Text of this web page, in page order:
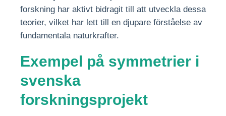
forskning har aktivt bidragit till att utveckla dessa
teorier, vilket har lett till en djupare förståelse av
fundamentala naturkrafter.
Exempel på symmetrier i
svenska
forskningsprojekt